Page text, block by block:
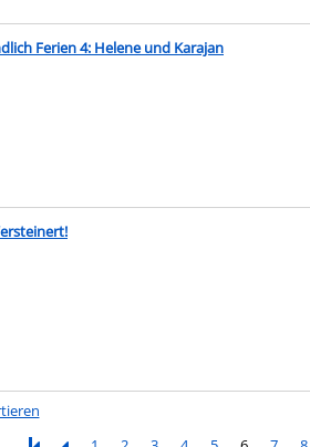
Ferien 4: Helene und Karajan